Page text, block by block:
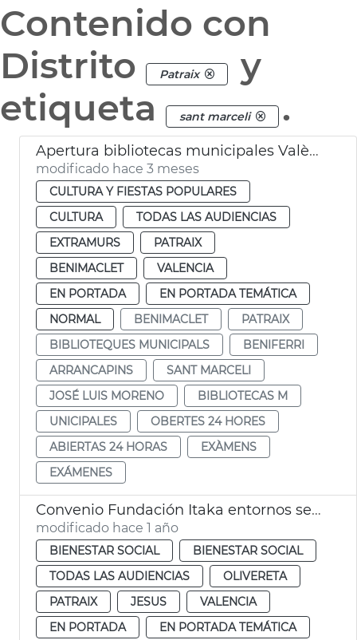
Contenido con
Distrito
Patraix
y
etiqueta
sant marceli .
Apertura bibliotecas municipales València 24 horas por exámenes
modificado hace 3 meses
CULTURA Y FIESTAS POPULARES
CULTURA
TODAS LAS AUDIENCIAS
EXTRAMURS
PATRAIX
BENIMACLET
VALENCIA
EN PORTADA
EN PORTADA TEMÁTICA
NORMAL
BENIMACLET
PATRAIX
BIBLIOTEQUES MUNICIPALS
BENIFERRI
ARRANCAPINS
SANT MARCELI
JOSÉ LUIS MORENO
BIBLIOTECAS M
UNICIPALES
OBERTES 24 HORES
ABIERTAS 24 HORAS
EXÀMENS
EXÁMENES
Convenio Fundación Itaka entornos seguros infancia
modificado hace 1 año
BIENESTAR SOCIAL
BIENESTAR SOCIAL
TODAS LAS AUDIENCIAS
OLIVERETA
PATRAIX
JESUS
VALENCIA
EN PORTADA
EN PORTADA TEMÁTICA